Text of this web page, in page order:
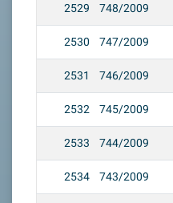
2529 748/2009
2530 747/2009
2531 746/2009
2532 745/2009
2533 744/2009
2534 743/2009